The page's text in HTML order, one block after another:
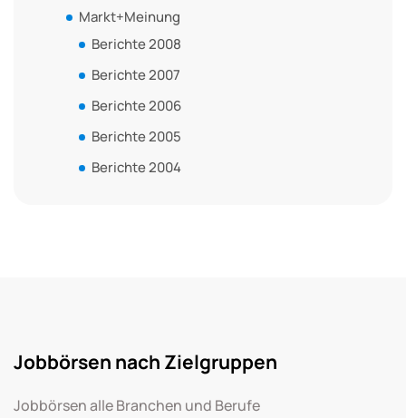
Markt+Meinung
Berichte 2008
Berichte 2007
Berichte 2006
Berichte 2005
Berichte 2004
Jobbörsen nach Zielgruppen
Jobbörsen alle Branchen und Berufe